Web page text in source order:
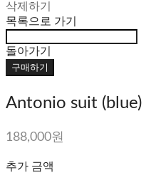
삭제하기
목록으로 가기
돌아가기
구매하기
Antonio suit (blue)
188,000원
추가 금액